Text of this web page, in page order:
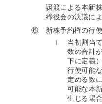
譲渡による本新
締役会の決議に
⑥
新株予約権の行
ⅰ
当初割当
数の合計
下に定義
行使可能
定める数
可能な本
生じる場